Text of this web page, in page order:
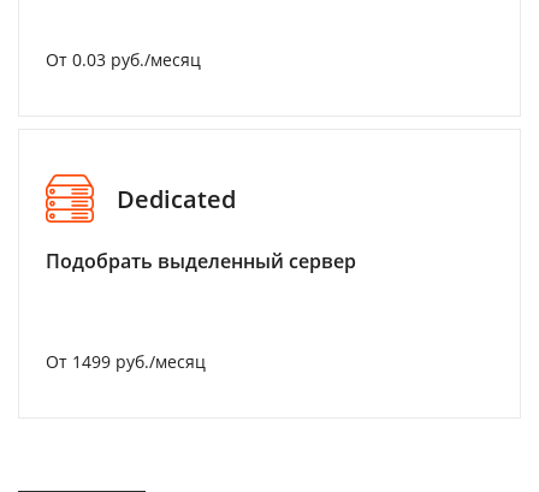
От 0.03 руб./месяц
Dedicated
Подобрать выделенный сервер
От 1499 руб./месяц